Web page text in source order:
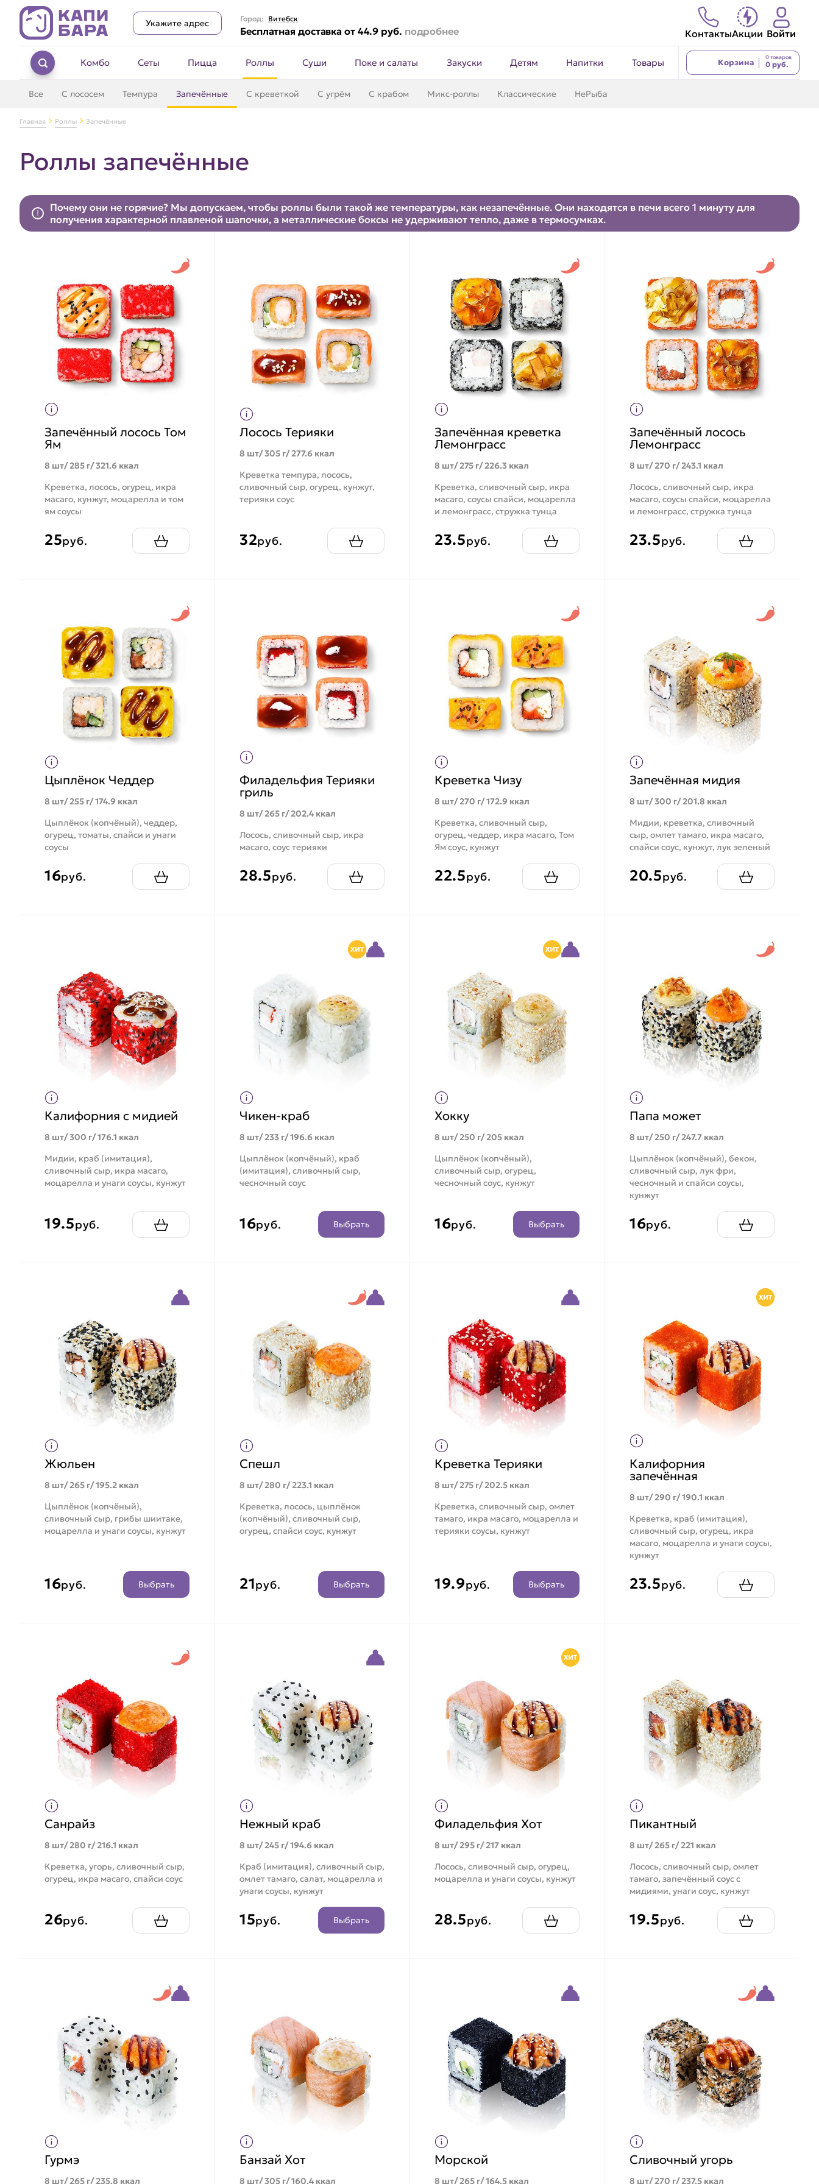
Укажите адрес Город: Витебск
Бесплатная доставка от 44.9 руб. подробнее КонтактыАкции Войти
Комбо Сеты Пицца Роллы Суши Поке и салаты Закуски Детям Напитки Товары Корзина
0 товаров
0 руб.
Все С лососем Темпура Запечённые С креветкой С угрём С крабом Микс-роллы Классические НеРыба
Главная Роллы Запечённые
Роллы запечённые
Почему они не горячие? Мы допускаем, чтобы роллы были такой же температуры, как незапечённые. Они находятся в печи всего 1 минуту для
получения характерной плавленой шапочки, а металлические боксы не удерживают тепло, даже в термосумках.
Запечённый лосось Том
Ям
8 шт/ 285 г/ 321.6 ккал
Креветка, лосось, огурец, икра
масаго, кунжут, моцарелла и том
ям соусы
25руб.
Лосось Терияки
8 шт/ 305 г/ 277.6 ккал
Креветка темпура, лосось,
сливочный сыр, огурец, кунжут,
терияки соус
32руб.
Запечённая креветка
Лемонграсс
8 шт/ 275 г/ 226.3 ккал
Креветка, сливочный сыр, икра
масаго, соусы спайси, моцарелла
и лемонграсс, стружка тунца
23.5руб.
Запечённый лосось
Лемонграсс
8 шт/ 270 г/ 243.1 ккал
Лосось, сливочный сыр, икра
масаго, соусы спайси, моцарелла
и лемонграсс, стружка тунца
23.5руб.
Цыплёнок Чеддер
8 шт/ 255 г/ 174.9 ккал
Цыплёнок (копчёный), чеддер,
огурец, томаты, спайси и унаги
соусы
16руб.
Филадельфия Терияки
гриль
8 шт/ 265 г/ 202.4 ккал
Лосось, сливочный сыр, икра
масаго, соус терияки
28.5руб.
Креветка Чизу
8 шт/ 270 г/ 172.9 ккал
Креветка, сливочный сыр,
огурец, чеддер, икра масаго, Том
Ям соус, кунжут
22.5руб.
Запечённая мидия
8 шт/ 300 г/ 201.8 ккал
Мидии, креветка, сливочный
сыр, омлет тамаго, икра масаго,
спайси соус, кунжут, лук зеленый
20.5руб.
Калифорния с мидией
8 шт/ 300 г/ 176.1 ккал
Мидии, краб (имитация),
сливочный сыр, икра масаго,
моцарелла и унаги соусы, кунжут
19.5руб.
Чикен-краб
8 шт/ 233 г/ 196.6 ккал
Цыплёнок (копчёный), краб
(имитация), сливочный сыр,
чесночный соус
16руб. Выбрать
Хокку
8 шт/ 250 г/ 205 ккал
Цыплёнок (копчёный),
сливочный сыр, огурец,
чесночный соус, кунжут
16руб. Выбрать
Папа может
8 шт/ 250 г/ 247.7 ккал
Цыплёнок (копчёный), бекон,
сливочный сыр, лук фри,
чесночный и спайси соусы,
кунжут
16руб.
Жюльен
8 шт/ 265 г/ 195.2 ккал
Цыплёнок (копчёный),
сливочный сыр, грибы шиитаке,
моцарелла и унаги соусы, кунжут
16руб. Выбрать
Спешл
8 шт/ 280 г/ 223.1 ккал
Креветка, лосось, цыплёнок
(копчёный), сливочный сыр,
огурец, спайси соус, кунжут
21руб. Выбрать
Креветка Терияки
8 шт/ 275 г/ 202.5 ккал
Креветка, сливочный сыр, омлет
тамаго, икра масаго, моцарелла и
терияки соусы, кунжут
19.9руб. Выбрать
Калифорния
запечённая
8 шт/ 290 г/ 190.1 ккал
Креветка, краб (имитация),
сливочный сыр, огурец, икра
масаго, моцарелла и унаги соусы,
кунжут
23.5руб.
Санрайз
8 шт/ 280 г/ 216.1 ккал
Креветка, угорь, сливочный сыр,
огурец, икра масаго, спайси соус
26руб.
Нежный краб
8 шт/ 245 г/ 194.6 ккал
Краб (имитация), сливочный сыр,
омлет тамаго, салат, моцарелла и
унаги соусы, кунжут
15руб. Выбрать
Филадельфия Хот
8 шт/ 295 г/ 217 ккал
Лосось, сливочный сыр, огурец,
моцарелла и унаги соусы, кунжут
28.5руб.
Пикантный
8 шт/ 265 г/ 221 ккал
Лосось, сливочный сыр, омлет
тамаго, запечённый соус с
мидиями, унаги соус, кунжут
19.5руб.
Гурмэ
8 шт/ 265 г/ 235.8 ккал
Банзай Хот
8 шт/ 305 г/ 160.4 ккал
Морской
8 шт/ 265 г/ 164.5 ккал
Сливочный угорь
8 шт/ 270 г/ 237.5 ккал